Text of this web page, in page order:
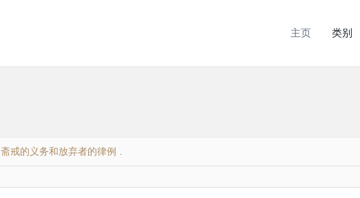
主页 类别
斋戒的义务和放弃者的律例